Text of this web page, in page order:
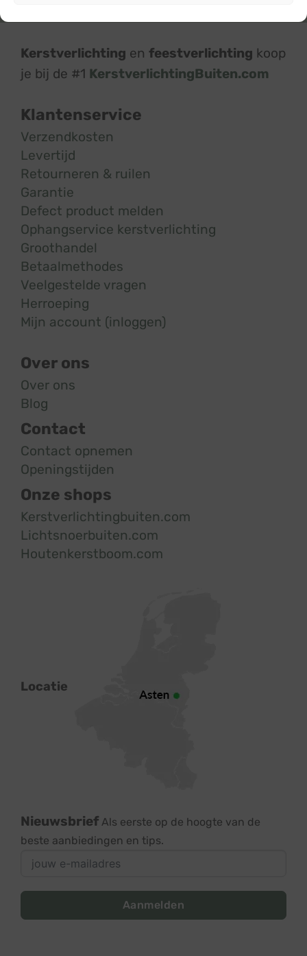
Kerstverlichting en feestverlichting koop
je bij de #1 KerstverlichtingBuiten.com
Klantenservice
Verzendkosten
Levertijd
Retourneren & ruilen
Garantie
Defect product melden
Ophangservice kerstverlichting
Groothandel
Betaalmethodes
Veelgestelde vragen
Herroeping
Mijn account (inloggen)
Over ons
Over ons
Blog
Contact
Contact opnemen
Openingstijden
Onze shops
Kerstverlichtingbuiten.com
Lichtsnoerbuiten.com
Houtenkerstboom.com
Locatie
Nieuwsbrief Als eerste op de hoogte van de
beste aanbiedingen en tips.
Aanmelden